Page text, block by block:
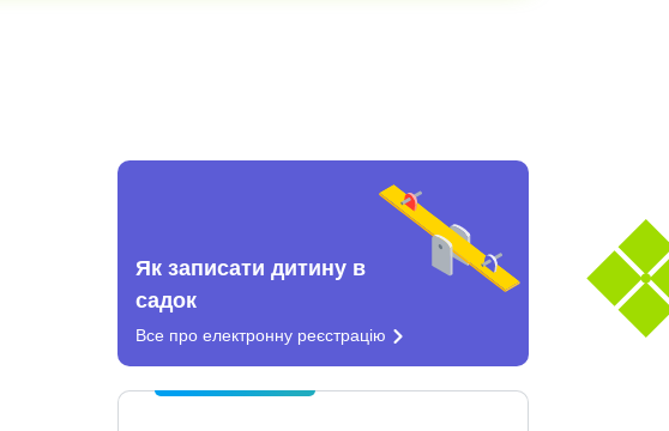
Як записати дитину в
садок
Все про електронну реєстрацію